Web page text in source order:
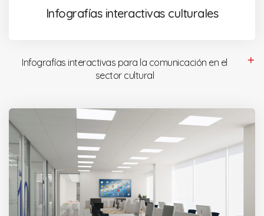
Infografías interactivas culturales
Infografías interactivas para la comunicación en el
sector cultural